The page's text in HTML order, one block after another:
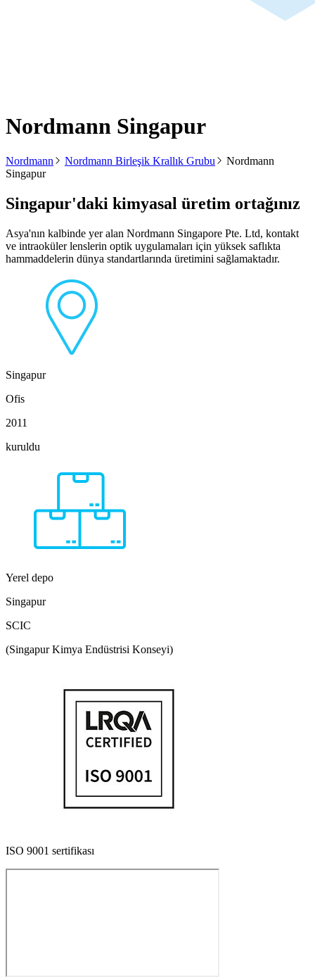
Nordmann Singapur
Nordmann Nordmann Birleşik Krallık Grubu
Nordmann
Singapur
Singapur'daki kimyasal üretim ortağınız
Asya'nın kalbinde yer alan Nordmann Singapore Pte. Ltd, kontakt
ve intraoküler lenslerin optik uygulamaları için yüksek saflıkta
hammaddelerin dünya standartlarında üretimini sağlamaktadır.
Singapur
Ofis
2011
kuruldu
Yerel depo
Singapur
SCIC
(Singapur Kimya Endüstrisi Konseyi)
ISO 9001 sertifikası